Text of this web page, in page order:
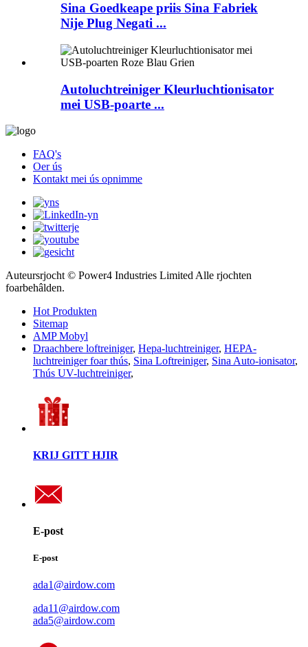
Sina Goedkeape priis Sina Fabriek
Nije Plug Negati ...
Autoluchtreiniger Kleurluchtionisator
mei USB-poarte ...
FAQ's
Oer ús
Kontakt mei ús opnimme
Auteursrjocht © Power4 Industries Limited Alle rjochten
foarbehâlden.
Hot Produkten
Sitemap
AMP Mobyl
Draachbere loftreiniger, Hepa-luchtreiniger, HEPA-
luchtreiniger foar thús, Sina Loftreiniger, Sina Auto-ionisator,
Thús UV-luchtreiniger,
KRIJ GITT HJIR
E-post
E-post
ada1@airdow.com
ada11@airdow.com
ada5@airdow.com